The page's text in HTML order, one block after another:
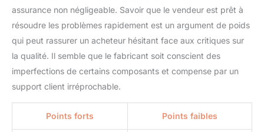
assurance non négligeable. Savoir que le vendeur est prêt à
résoudre les problèmes rapidement est un argument de poids
qui peut rassurer un acheteur hésitant face aux critiques sur
la qualité. Il semble que le fabricant soit conscient des
imperfections de certains composants et compense par un
support client irréprochable.
Points forts Points faibles